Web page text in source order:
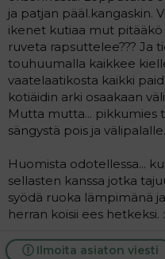
ja patjan pääl.kangaskin.
ikenet kutiaa mut pitääkö
ruveta rapsuttelee??? Ja
touhuumalla kaikkee
vaatelaatikosta kaikki
kotiäidin arki osaakaan
Mutta mutta... pikkumies
sängystä pois ja välipalalle.
Huomista odotellessa...
sellasten kanssa jotka
syödä ruoka lämpimänä
herran koisii ees hetkeksi.
Ilmoita asiaton viesti